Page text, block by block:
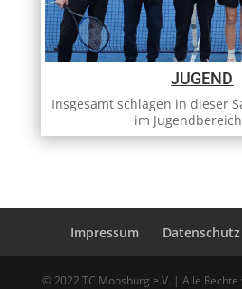
JUGEND
Insgesamt schlagen in dieser
im
Impressum Datenschutz
© 2022 TC Moosburg e.V. | Alle